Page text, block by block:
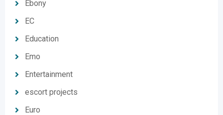
Ebony
EC
Education
Emo
Entertainment
escort projects
Euro